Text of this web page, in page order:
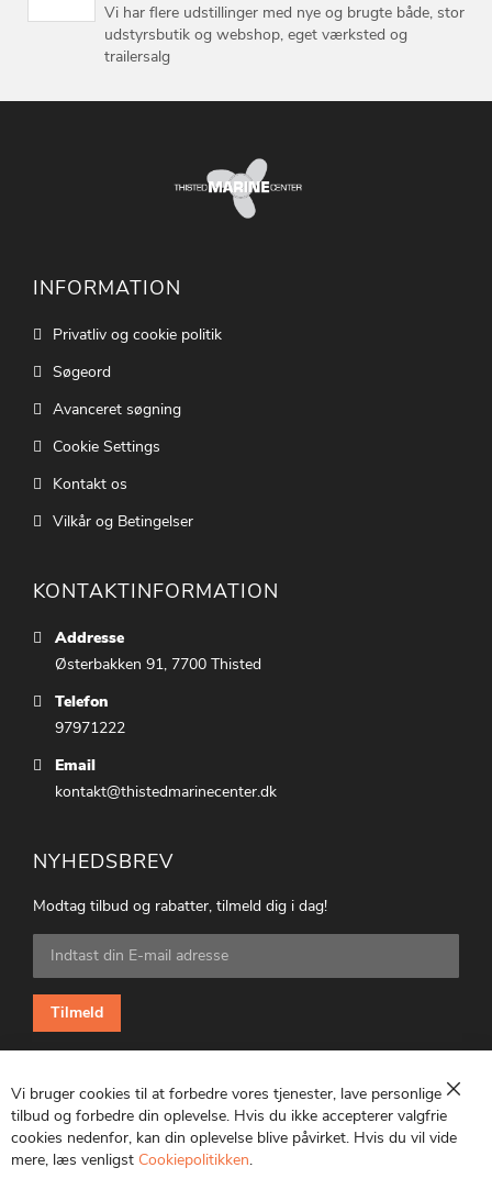
Vi har flere udstillinger med nye og brugte både, stor
udstyrsbutik og webshop, eget værksted og
trailersalg
INFORMATION
Privatliv og cookie politik
Søgeord
Avanceret søgning
Cookie Settings
Kontakt os
Vilkår og Betingelser
KONTAKTINFORMATION
Addresse
Østerbakken 91, 7700 Thisted
Telefon
97971222
Email
kontakt@thistedmarinecenter.dk
NYHEDSBREV
Modtag tilbud og rabatter, tilmeld dig i dag!
Tilmeld
dig
vores
nyhedsbrev:
Tilmeld
CVR: 25847369
Luk
Vi bruger cookies til at forbedre vores tjenester, lave personlige
tilbud og forbedre din oplevelse. Hvis du ikke accepterer valgfrie
cookies nedenfor, kan din oplevelse blive påvirket. Hvis du vil vide
mere, læs venligst Cookiepolitikken.